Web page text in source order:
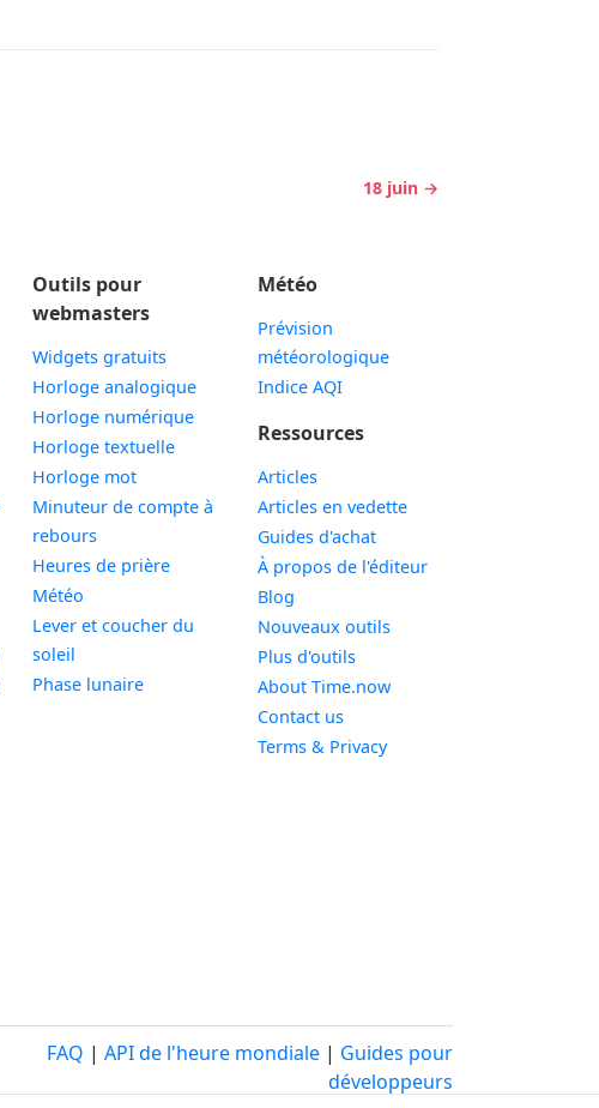
18 juin →
Outils pour
webmasters
Widgets gratuits
Horloge analogiqueWidget
Horloge numériqueWidget
Horloge textuelleWidget
Horloge motWidget
Minuteur de compte à
rebours
Heures de prièreWidget
Météo
Lever et coucher du
soleil
Phase lunaireWidget
Météo
Prévision
météorologique
Indice AQI
Ressources
Articles
Articles en vedette
Guides d'achat
À propos de l'éditeur
Blog
Nouveaux outils
Plus d'outils
About Time.now
Contact us
Terms & Privacy
FAQ | API de l'heure mondiale| Guides pour
développeurs